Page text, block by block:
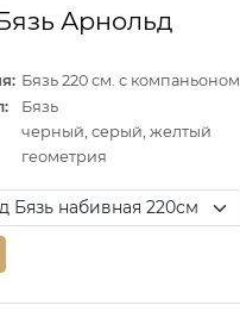
Арнольд
Бязь 220 см. с компаньоном
Бязь
черный, серый, желтый
геометрия